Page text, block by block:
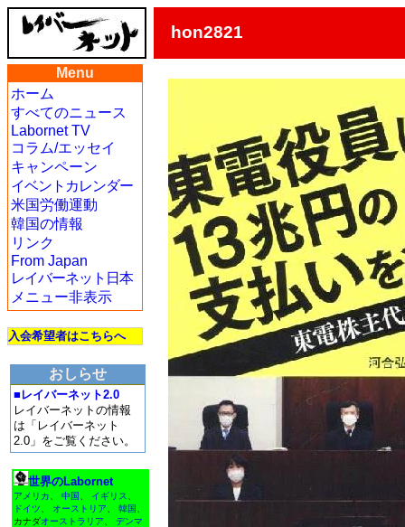
hon2821
Menu
ホーム
すべてのニュース
Labornet TV
コラム/エッセイ
キャンペーン
イベントカレンダー
米国労働運動
韓国の情報
リンク
From Japan
レイバーネット日本
メニュー非表示
入会希望者はこちらへ
おしらせ
■レイバーネット2.0
レイバーネットの情報
は「レイバーネット
2.0」をご覧ください。
世界のLabornet
アメリカ 中国 イギリス
ドイツ
オーストリア 韓国
カナダオーストラリア
デンマ